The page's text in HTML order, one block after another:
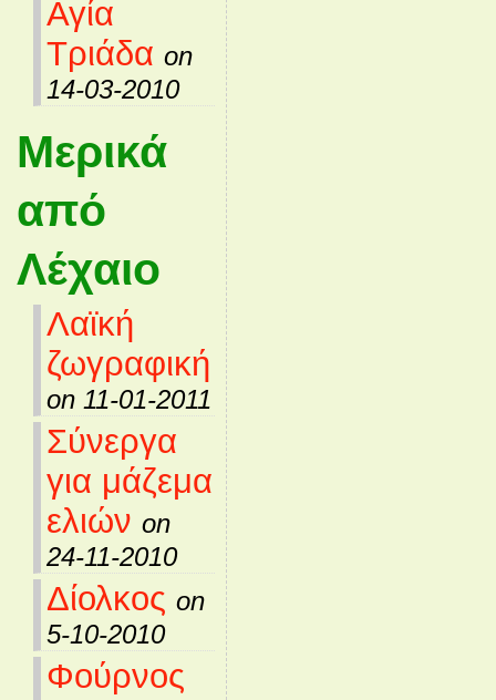
Αγία
Τριάδα on
14-03-2010
Μερικά
από
Λέχαιο
Λαϊκή
ζωγραφική
on 11-01-2011
Σύνεργα
για μάζεμα
ελιών on
24-11-2010
Δίολκος on
5-10-2010
Φούρνος